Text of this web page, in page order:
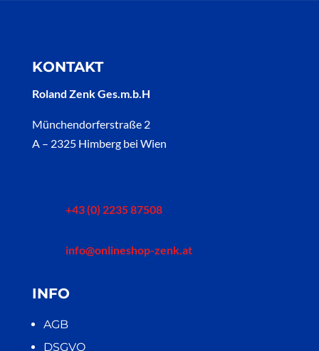
KONTAKT
Roland Zenk Ges.m.b.H
Münchendorferstraße 2
A – 2325 Himberg bei Wien
+43 (0) 2235 87508
info@onlineshop-zenk.at
INFO
AGB
DSGVO